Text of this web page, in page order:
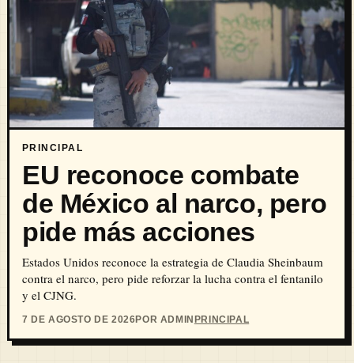
PRINCIPAL
EU reconoce combate
de México al narco, pero
pide más acciones
Estados Unidos reconoce la estrategia de Claudia Sheinbaum
contra el narco, pero pide reforzar la lucha contra el fentanilo
y el CJNG.
7 DE AGOSTO DE 2026POR ADMIN PRINCIPAL